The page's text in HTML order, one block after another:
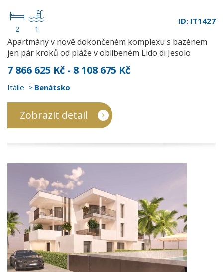
2 1
ID: IT1427
Apartmány v nově dokončeném komplexu s bazénem
jen pár kroků od pláže v oblíbeném Lido di Jesolo
7 866 625 Kč - 8 108 675 Kč
Itálie Benátsko
Zobrazit detail